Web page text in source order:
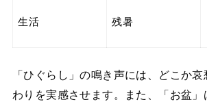
生活 残暑
「ひぐらし」の鳴き声には、どこか
わりを実感させます。また、「お盆」